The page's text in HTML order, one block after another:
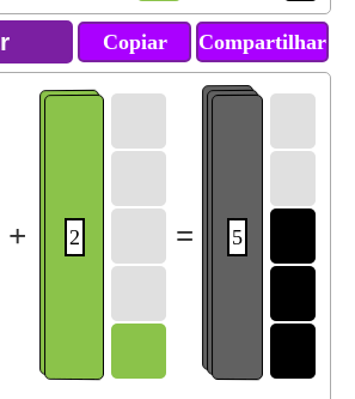
Copiar Compartilhar
+ 2 = 5